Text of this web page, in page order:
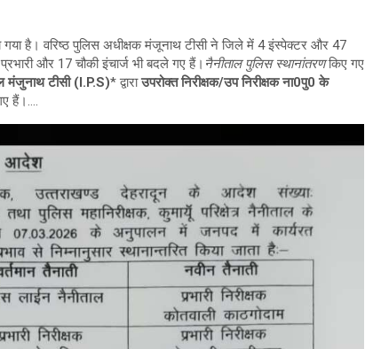
है। वरिष्ठ पुलिस अधीक्षक मंजूनाथ टीसी ने जिले में 4 इंस्पेक्टर और 47
और 17 चौकी इंचार्ज भी बदले गए हैं। नैनीताल पुलिस स्थानांतरणकिए गए
मंजुनाथ टीसी (I.P.S)* द्वाराउपरोक्त निरीक्षक/उप निरीक्षक ना0पु0 के
हैं।….